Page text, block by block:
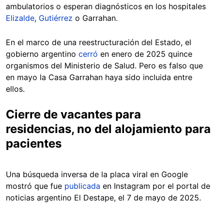
ambulatorios o esperan diagnósticos en los hospitales
Elizalde, Gutiérrez o Garrahan.
En el marco de una reestructuración del Estado, el
gobierno argentino cerró en enero de 2025 quince
organismos del Ministerio de Salud. Pero es falso que
en mayo la Casa Garrahan haya sido incluida entre
ellos.
Cierre de vacantes para
residencias, no del alojamiento para
pacientes
Una búsqueda inversa de la placa viral en Google
mostró que fue publicada en Instagram por el portal de
noticias argentino El Destape, el 7 de mayo de 2025.